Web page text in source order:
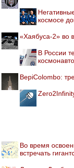
космосе
«Хаябуса-2» во
В России
BepiColombo:
Во время
встречать